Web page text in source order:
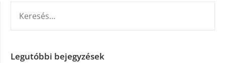
Legutóbbi bejegyzések